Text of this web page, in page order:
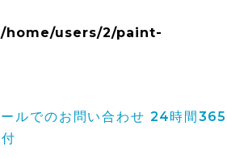
/home/users/2/paint-